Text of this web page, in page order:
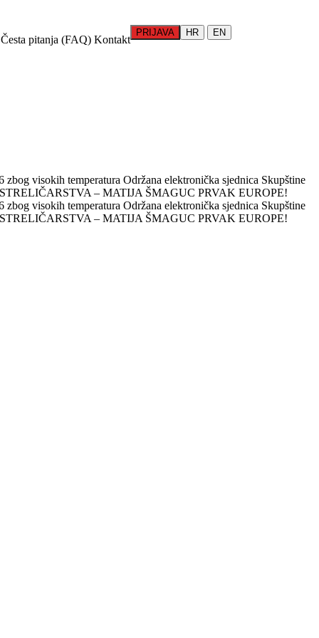
Česta pitanja (FAQ) Kontakt
PRIJAVA HR EN
zbog visokih temperatura Održana elektronička sjednica Skupštine
– MATIJA ŠMAGUC PRVAK EUROPE!
zbog visokih temperatura Održana elektronička sjednica Skupštine
– MATIJA ŠMAGUC PRVAK EUROPE!